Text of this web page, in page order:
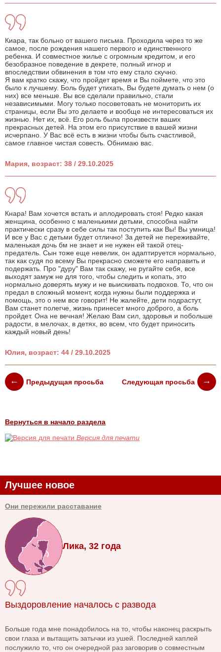
Киара, так больно от вашего письма. Проходила через то же
самое, после рождения нашего первого и единственного
ребенка. И совместное жилье с огромным кредитом, и его
безобразное поведение в декрете, полный игнор и
впоследствии обвинения в том что ему стало скучно.
Я вам кратко скажу, что пройдет время и Вы поймете, что это
было к лучшему. Боль будет утихать, Вы будете думать о нем (о
них) все меньше. Вы все сделали правильно, стали
независимыми. Могу только посоветовать не мониторить их
страницы, если Вы это делаете и вообще не интересоваться их
жизнью. Нет их, всё. Его роль была произвести ваших
прекрасных детей. На этом его присутствие в вашей жизни
исчерпано. У Вас всё есть в жизни чтобы быть счастливой,
самое главное чистая совесть. Обнимаю вас.
Мария, возраст: 38 / 29.10.2025
Кнара! Вам хочется встать и аплодировать стоя! Редко какая
женщина, особенно с маленькими детьми, способна найти
практически сразу в себе силы так поступить как Вы! Вы умница!
И все у Вас с детьми будет отлично! За детей не переживайте,
маленькая дочь бм не знает и не нужен ей такой отец-
предатель. Сын тоже еще невелик, он адаптируется нормально,
так как судя по всему Вы прекрасно сможете его направить и
подержать. Про "дуру" Вам так скажу, не ругайте себя, все
выходят замуж не для того, чтобы следить и копать, это
нормально доверять мужу и не выискивать подвохов. То, что он
предал в сложный момент, когда нужны были поддержка и
помощь, это о нем все говорит! Не жалейте, дети подрастут,
Вам станет полегче, жизнь принесет много доброго, а боль
пройдет. Она не вечная! Желаю Вам сил, здоровья и побольше
радости, в мелочах, в детях, во всем, что будет приносить
каждый новый день!
Юлия, возраст: 44 / 29.10.2025
Предыдущая просьба Следующая просьба
Вернуться в начало раздела
Версия для печати
Лучшее новое
Они пережили расставание
Лика, 32 года
Выздоровление началось с развода
Больше года мне понадобилось на то, чтобы наконец раскрыть
свои глаза и вытащить затычки из ушей. Последней каплей
послужило то, что он очередной раз заговорив о совместным